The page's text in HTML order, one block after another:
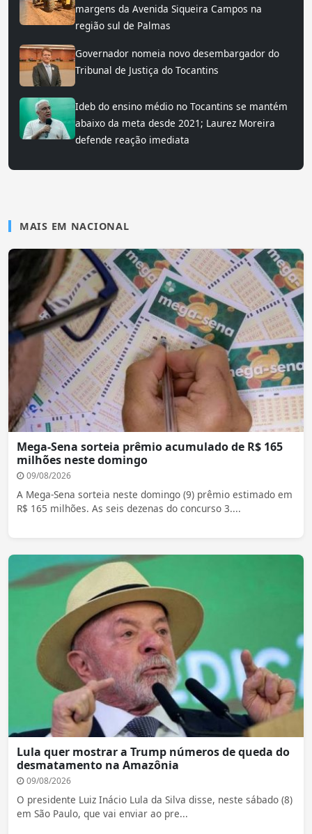
margens da Avenida Siqueira Campos na
região sul de Palmas
Governador nomeia novo desembargador do
Tribunal de Justiça do Tocantins
Ideb do ensino médio no Tocantins se mantém
abaixo da meta desde 2021; Laurez Moreira
defende reação imediata
MAIS EM NACIONAL
Mega-Sena sorteia prêmio acumulado de R$ 165
milhões neste domingo
09/08/2026
A Mega-Sena sorteia neste domingo (9) prêmio estimado em
R$ 165 milhões. As seis dezenas do concurso 3....
Lula quer mostrar a Trump números de queda do
desmatamento na Amazônia
09/08/2026
O presidente Luiz Inácio Lula da Silva disse, neste sábado (8)
em São Paulo, que vai enviar ao pre...